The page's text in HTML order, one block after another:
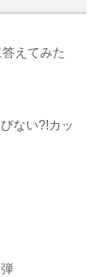
答えてみた
ない?!カッ